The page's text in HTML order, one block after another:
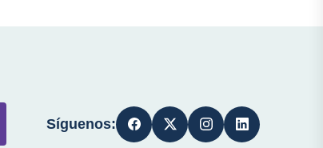
Síguenos: